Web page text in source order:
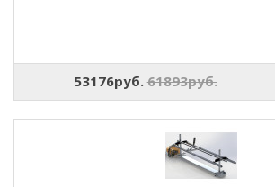
53176руб. 61893руб.